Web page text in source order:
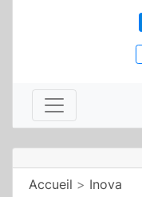
Accueil > Inova